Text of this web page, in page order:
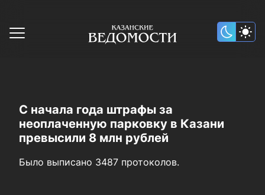
С начала года штрафы за
неоплаченную парковку в Казани
превысили 8 млн рублей
Было выписано 3487 протоколов.